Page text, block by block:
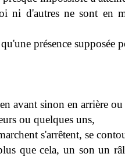
ni d'autres ne sont en
présence supposée
avant sinon en arrière ou
ou quelques uns,
s'arrêtent, se
que cela, un son un